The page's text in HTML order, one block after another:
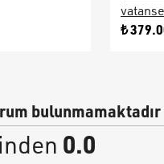
₺
bulunmamaktadır
0.0